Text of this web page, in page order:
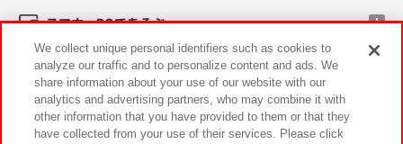
スマホ・PCであそぶ
イベント・キャンペーン
We collect unique personal identifiers such as cookies to
analyze our traffic and to personalize content and ads. We
share information about your use of our website with our
analytics and advertising partners, who may combine it with
other information that you have provided to them or that they
have collected from your use of their services. Please click